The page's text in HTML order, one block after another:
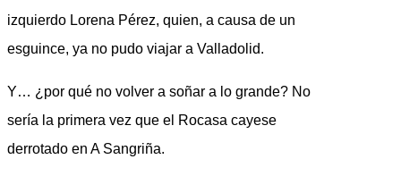
izquierdo Lorena Pérez, quien, a causa de un
esguince, ya no pudo viajar a Valladolid.
Y… ¿por qué no volver a soñar a lo grande? No
sería la primera vez que el Rocasa cayese
derrotado en A Sangriña.